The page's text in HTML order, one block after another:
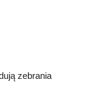
zebrania